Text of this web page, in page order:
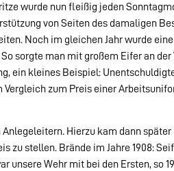
wurde nun fleißig jeden
von Seiten des damaligen
Noch im gleichen Jahr wurde
sorgte man mit großem Eifer an
ein kleines Beispiel:
zum Preis einer
Hierzu kam dann
stellen. Brände im Jahre 1908:
Wehr mit bei den Ersten, so